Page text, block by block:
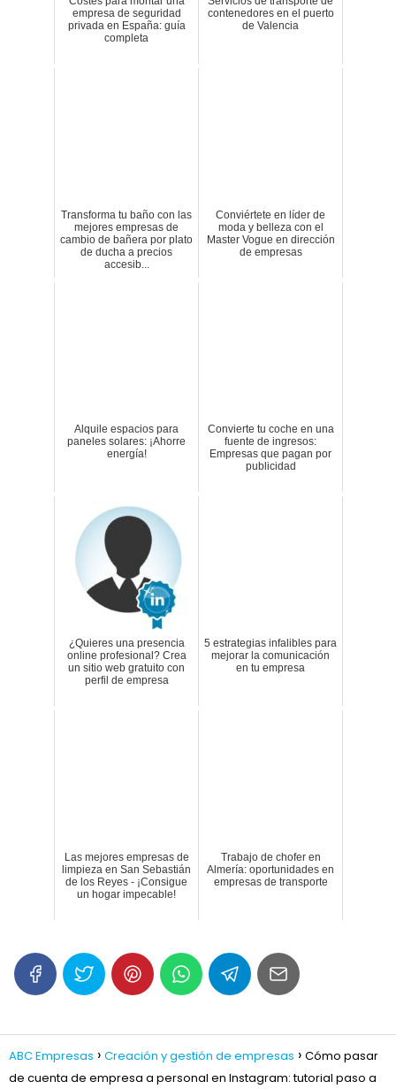
empresa de seguridad
privada en España: guía
completa
contenedores en el puerto
de Valencia
Transforma tu baño con las
mejores empresas de
cambio de bañera por plato
de ducha a precios
accesib...
Conviértete en líder de
moda y belleza con el
Master Vogue en dirección
de empresas
Alquile espacios para
paneles solares: ¡Ahorre
energía!
Convierte tu coche en una
fuente de ingresos:
Empresas que pagan por
publicidad
¿Quieres una presencia
online profesional? Crea
un sitio web gratuito con
perfil de empresa
5 estrategias infalibles para
mejorar la comunicación
en tu empresa
Las mejores empresas de
limpieza en San Sebastián
de los Reyes - ¡Consigue
un hogar impecable!
Trabajo de chofer en
Almería: oportunidades en
empresas de transporte
ABC Empresas Creación y gestión de empresas
Cómo pasar
de cuenta de empresa a personal en Instagram: tutorial paso a